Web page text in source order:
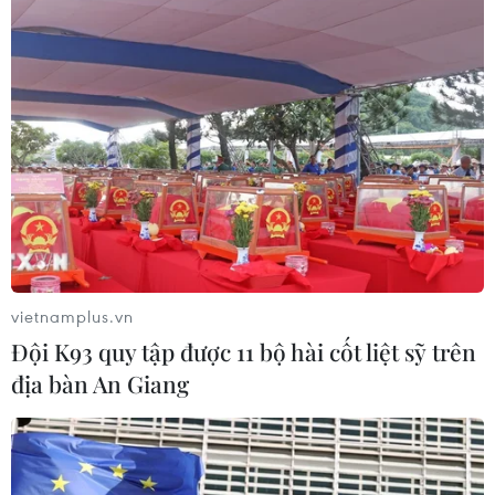
Phép thử sức chống chịu của kinh tế
ASEAN
07/08/2026 12:35
Thuế polysilicon: Doanh nghiệp Hàn
Quốc tại Mỹ có lợi thế
Tầm nhìn bán dẫn của Malaysia: Đi
từ thế mạnh sẵn có lên nấc thang giá
trị cao
07/08/2026 11:51
vietnamplus.vn
Đội K93 quy tập được 11 bộ hài cốt liệt sỹ trên
địa bàn An Giang